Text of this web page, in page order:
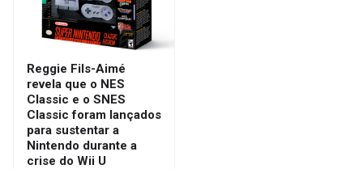
Reggie Fils-Aimé
revela que o NES
Classic e o SNES
Classic foram lançados
para sustentar a
Nintendo durante a
crise do Wii U